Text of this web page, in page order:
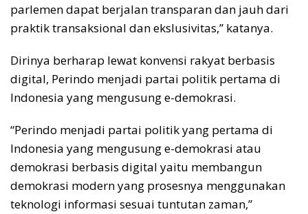
parlemen dapat berjalan transparan dan jauh dari
praktik transaksional dan ekslusivitas,” katanya.
Dirinya berharap lewat konvensi rakyat berbasis
digital, Perindo menjadi partai politik pertama di
Indonesia yang mengusung e-demokrasi.
“Perindo menjadi partai politik yang pertama di
Indonesia yang mengusung e-demokrasi atau
demokrasi berbasis digital yaitu membangun
demokrasi modern yang prosesnya menggunakan
teknologi informasi sesuai tuntutan zaman,”